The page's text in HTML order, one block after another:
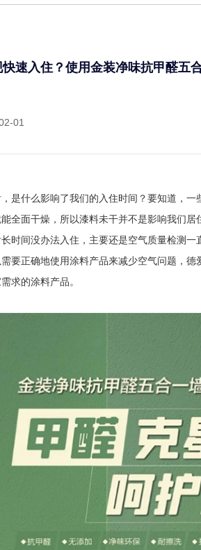
速入住？使用金装净味抗甲醛五
01
是什么影响了我们的入住时间？要知道，
全面干燥，所以漆料未干并不是影响我们
时间没办法入住，主要还是空气质量检测
要正确地使用涂料产品来减少空气问题，
求的涂料产品。